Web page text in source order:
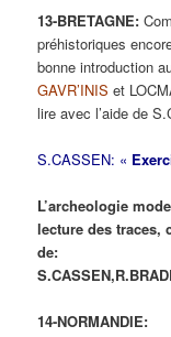
13-BRETAGNE:
préhistoriques
bonne introduction
GAVR’INIS et
lire avec l’aide de
S.CASSEN: «
L’archeologie
lecture des traces,
de:
14-NORMANDIE: